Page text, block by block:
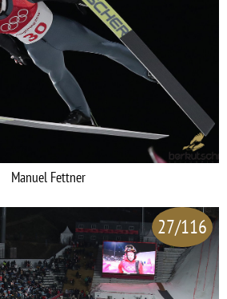
Manuel Fettner
27/116